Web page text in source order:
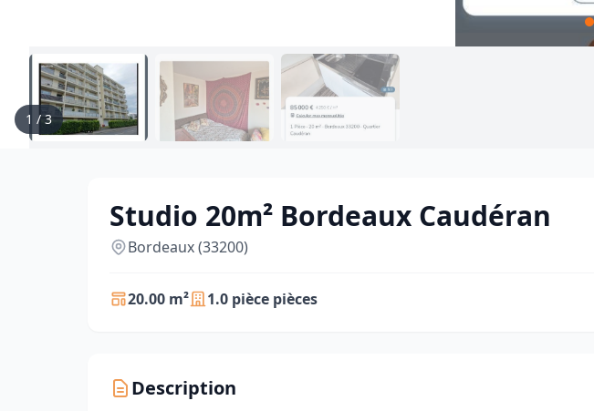
1 /3
Studio 20m² Bordeaux Caudéran
Bordeaux (33200)
20.00 m² 1.0 pièce pièces
Description